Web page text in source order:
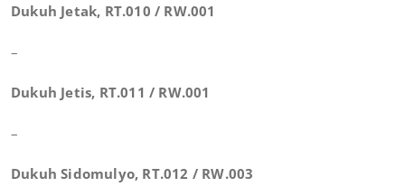
Dukuh Jetak, RT.010 / RW.001
–
Dukuh Jetis, RT.011 / RW.001
–
Dukuh Sidomulyo, RT.012 / RW.003